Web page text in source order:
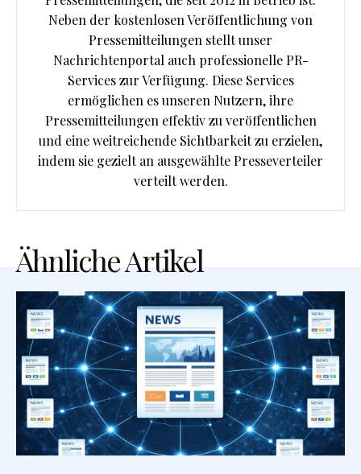
Neben der kostenlosen Veröffentlichung von
Pressemitteilungen stellt unser
Nachrichtenportal auch professionelle PR-
Services zur Verfügung. Diese Services
ermöglichen es unseren Nutzern, ihre
Pressemitteilungen effektiv zu veröffentlichen
und eine weitreichende Sichtbarkeit zu erzielen,
indem sie gezielt an ausgewählte Presseverteiler
verteilt werden.
Ähnliche Artikel